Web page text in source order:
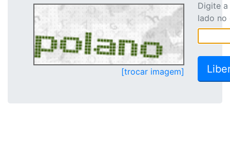
[trocar imagem]
Digite
lado no